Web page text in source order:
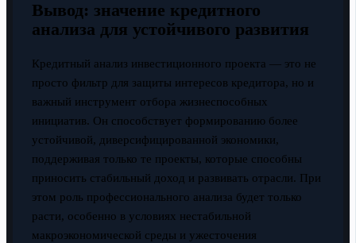
Вывод: значение кредитного
анализа для устойчивого развития
Кредитный анализ инвестиционного проекта — это не
просто фильтр для защиты интересов кредитора, но и
важный инструмент отбора жизнеспособных
инициатив. Он способствует формированию более
устойчивой, диверсифицированной экономики,
поддерживая только те проекты, которые способны
приносить стабильный доход и развивать отрасли. При
этом роль профессионального анализа будет только
расти, особенно в условиях нестабильной
макроэкономической среды и ужесточения